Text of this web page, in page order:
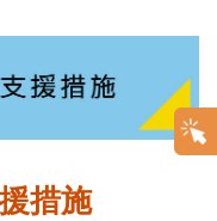
主页
措施